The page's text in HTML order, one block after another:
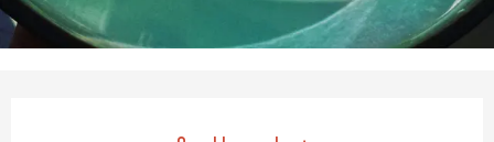
Öffnungszeiten & Kontaktdaten